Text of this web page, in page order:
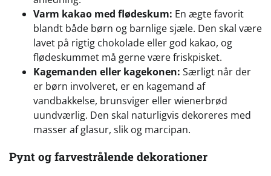
Varm kakao med flødeskum: En ægte favorit
blandt både børn og barnlige sjæle. Den skal være
lavet på rigtig chokolade eller god kakao, og
flødeskummet må gerne være friskpisket.
Kagemanden eller kagekonen: Særligt når der
er børn involveret, er en kagemand af
vandbakkelse, brunsviger eller wienerbrød
uundværlig. Den skal naturligvis dekoreres med
masser af glasur, slik og marcipan.
Pynt og farvestrålende dekorationer